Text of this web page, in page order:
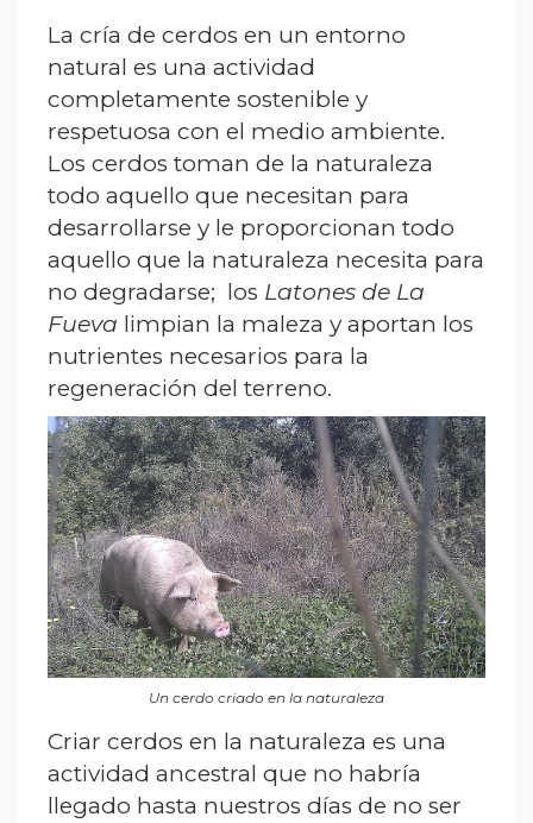
La cría de cerdos en un entorno
natural es una actividad
completamente sostenible y
respetuosa con el medio ambiente.
Los cerdos toman de la naturaleza
todo aquello que necesitan para
desarrollarse y le proporcionan todo
aquello que la naturaleza necesita para
no degradarse; los Latones de La
Fueva limpian la maleza y aportan los
nutrientes necesarios para la
regeneración del terreno.
Un cerdo criado en la naturaleza
Criar cerdos en la naturaleza es una
actividad ancestral que no habría
llegado hasta nuestros días de no ser